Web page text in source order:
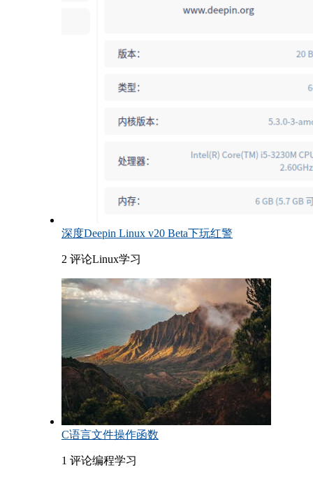
深度Deepin Linux v20 Beta下玩红警
2 评论Linux学习
C语言文件操作函数
1 评论编程学习